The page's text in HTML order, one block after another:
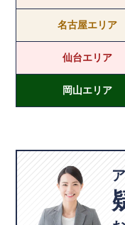
名古屋エリア
仙台エリア
岡山エリア